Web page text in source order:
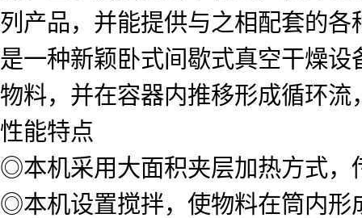
列产品，并能提供与之相配套的
是一种新颖卧式间歇式真空干燥
物料，并在容器内推移形成循环
性能特点
◎本机采用大面积夹层加热方式，
◎本机设置搅拌，使物料在筒内形